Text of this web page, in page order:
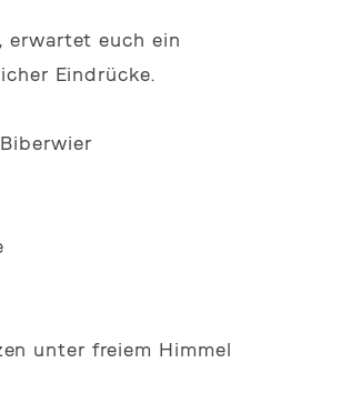
erwartet euch ein
Eindrücke.
unter freiem Himmel